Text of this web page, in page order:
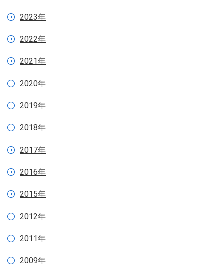
2023年
2022年
2021年
2020年
2019年
2018年
2017年
2016年
2015年
2012年
2011年
2009年